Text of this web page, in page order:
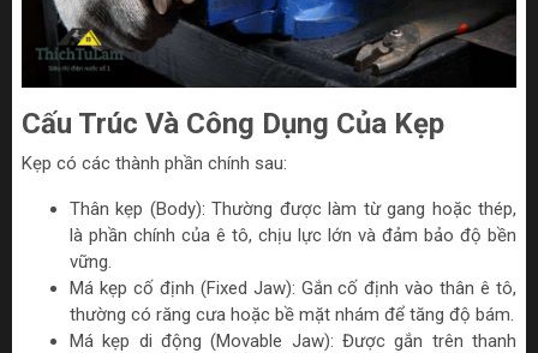
Cấu Trúc Và Công Dụng Của Kẹp
Kẹp có các thành phần chính sau:
Thân kẹp (Body): Thường được làm từ gang hoặc thép,
là phần chính của ê tô, chịu lực lớn và đảm bảo độ bền
vững.
Má kẹp cố định (Fixed Jaw): Gắn cố định vào thân ê tô,
thường có răng cưa hoặc bề mặt nhám để tăng độ bám.
Má kẹp di động (Movable Jaw): Được gắn trên thanh